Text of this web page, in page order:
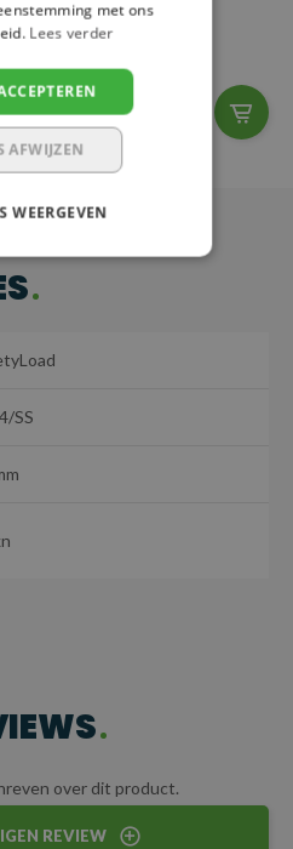
Vergelijk
SS
over dit product.
REVIEW
met ons
Lees verder
AFWIJZEN
WEERGEVEN